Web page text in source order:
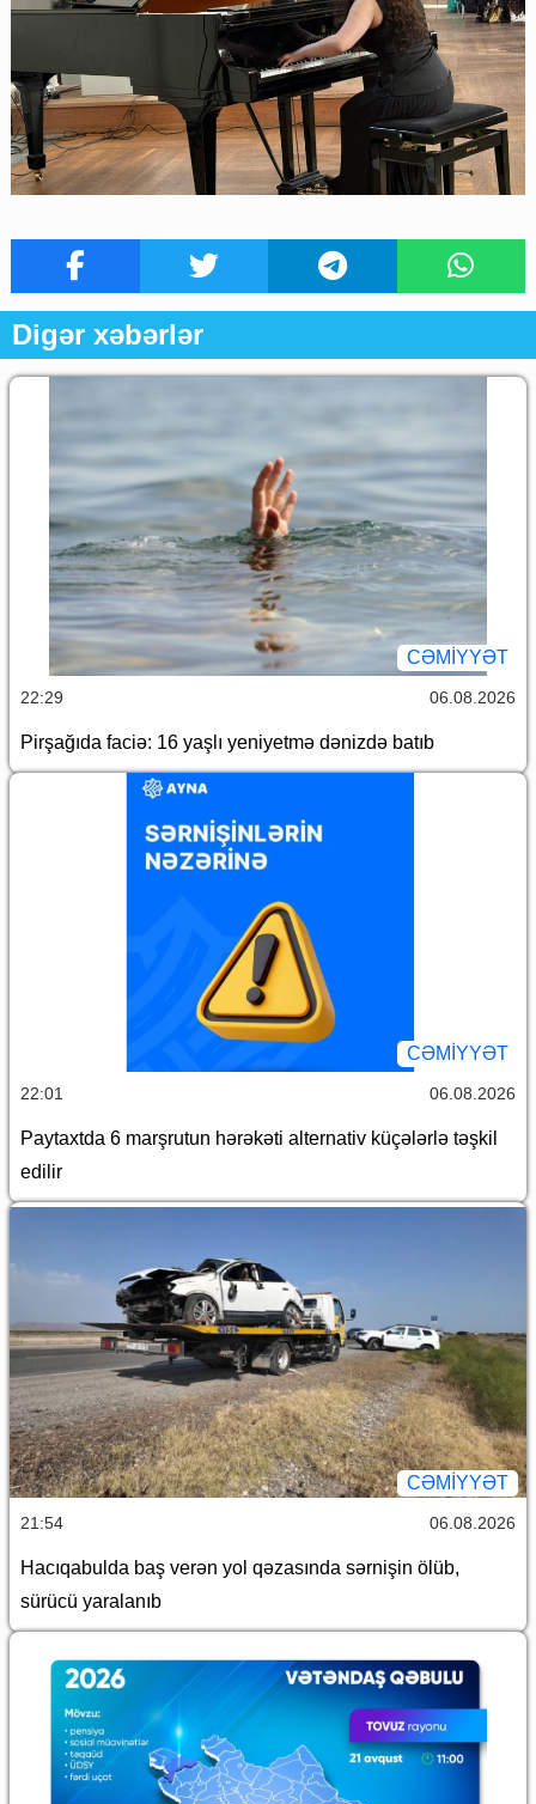
Digər xəbərlər
CƏMİYYƏT
22:29 06.08.2026
Pirşağıda faciə: 16 yaşlı yeniyetmə dənizdə batıb
CƏMİYYƏT
22:01 06.08.2026
Paytaxtda 6 marşrutun hərəkəti alternativ küçələrlə təşkil
edilir
CƏMİYYƏT
21:54 06.08.2026
Hacıqabulda baş verən yol qəzasında sərnişin ölüb,
sürücü yaralanıb